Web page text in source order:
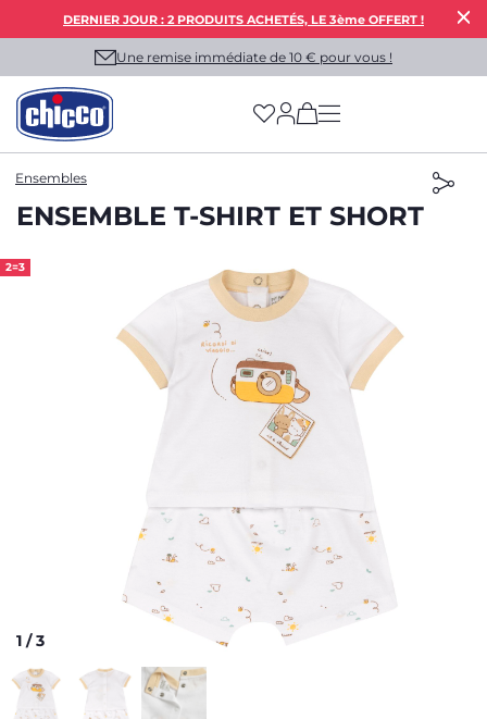
DERNIER JOUR : 2 PRODUITS ACHETÉS, LE 3ème OFFERT !
Une remise immédiate de 10 € pour vous !
(has more options
Ensembles
ENSEMBLE T-SHIRT ET SHORT
2=3
1 /3